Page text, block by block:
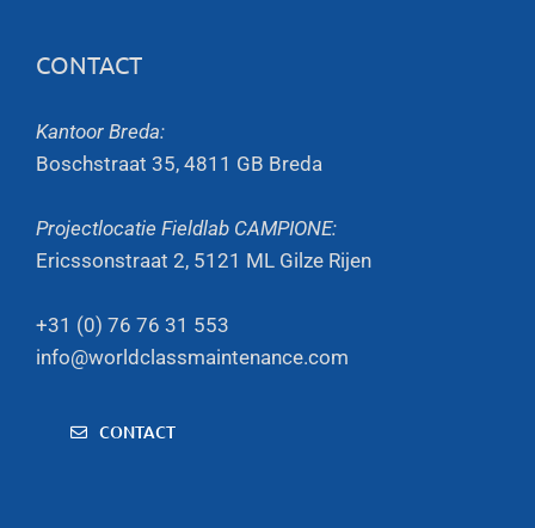
CONTACT
Kantoor Breda:
Boschstraat 35, 4811 GB Breda
Projectlocatie Fieldlab CAMPIONE:
Ericssonstraat 2, 5121 ML Gilze Rijen
+31 (0) 76 76 31 553
info@worldclassmaintenance.com
CONTACT